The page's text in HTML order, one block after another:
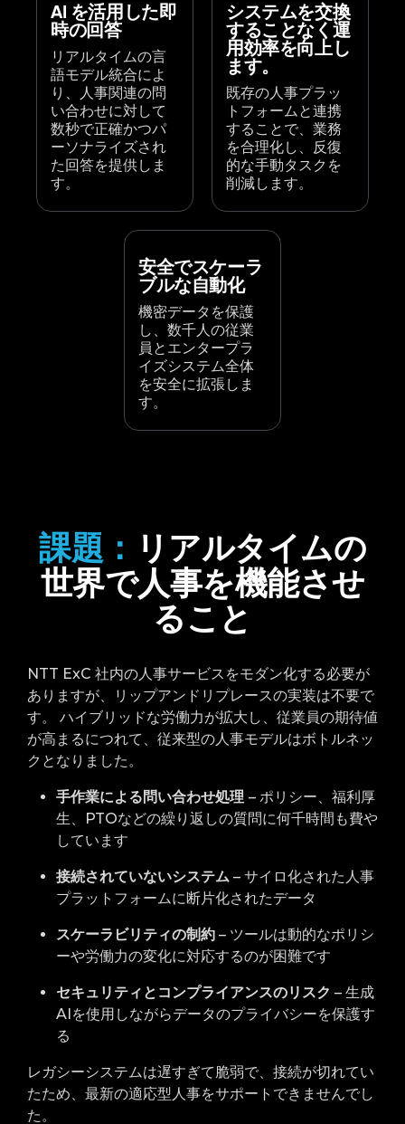
AI を活用した即
時の回答
リアルタイムの言
語モデル統合によ
り、人事関連の問
い合わせに対して
数秒で正確かつパ
ーソナライズされ
た回答を提供しま
す。
システムを交換
することなく運
用効率を向上し
ます。
既存の人事プラッ
トフォームと連携
することで、業務
を合理化し、反復
的な手動タスクを
削減します。
安全でスケーラ
ブルな自動化
機密データを保護
し、数千人の従業
員とエンタープラ
イズシステム全体
を安全に拡張しま
す。
課題： リアルタイムの
世界で人事を機能させ
ること
NTT ExC 社内の人事サービスをモダン化する必要が
ありますが、リップアンドリプレースの実装は不要で
す。 ハイブリッドな労働力が拡大し、従業員の期待値
が高まるにつれて、従来型の人事モデルはボトルネッ
クとなりました。
手作業による問い合わせ処理 – ポリシー、福利厚
生、PTOなどの繰り返しの質問に何千時間も費や
しています
接続されていないシステム – サイロ化された人事
プラットフォームに断片化されたデータ
スケーラビリティの制約 – ツールは動的なポリシ
ーや労働力の変化に対応するのが困難です
セキュリティとコンプライアンスのリスク – 生成
AIを使用しながらデータのプライバシーを保護す
る
レガシーシステムは遅すぎて脆弱で、接続が切れてい
たため、最新の適応型人事をサポートできませんでし
た。